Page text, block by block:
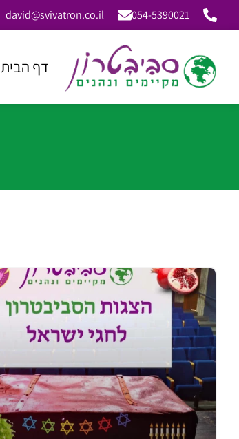
054-5390021
david@svivatron.co.il
דף הבית